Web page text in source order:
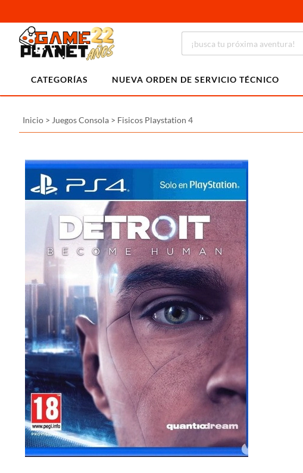
CATEGORÍAS NUEVA ORDEN DE SERVICIO TÉCNICO
Inicio > Juegos Consola > Fisicos Playstation 4